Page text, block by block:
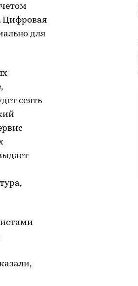
Цифровая
для
сеять